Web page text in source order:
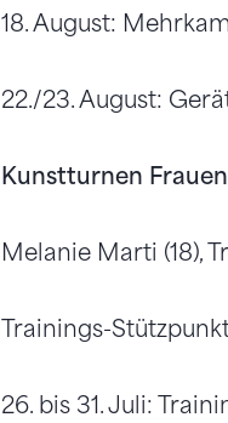
18. August:
22./23. August:
Kunstturnen Frauen
Melanie Marti (18),
Trainings-
26. bis 31. Juli: